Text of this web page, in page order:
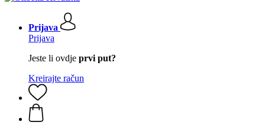
Prijava
Prijava
Jeste li ovdje prvi put?
Kreirajte račun